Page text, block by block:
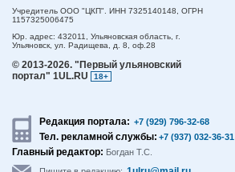
Учредитель ООО "ЦКП". ИНН 7325140148, ОГРН
1157325006475
Юр. адрес: 432011, Ульяновская область, г.
Ульяновск, ул. Радищева, д. 8, оф.28
© 2013-2026. "Первый ульяновский
портал" 1UL.RU
18+
Редакция портала: +7 (929) 796-32-68
Тел. рекламной службы: +7 (937) 032-36-31
Главный редактор: Богдан Т.С.